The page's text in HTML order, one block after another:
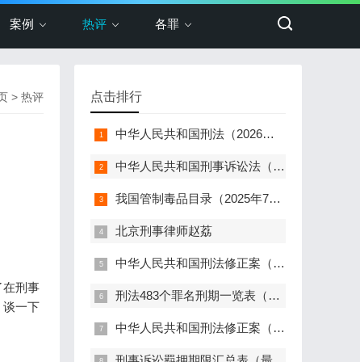
案例 热评 各罪
> 热评
刑事
谈一下
点击排行
中华人民共和国刑法（2026年最新版）
中华人民共和国刑事诉讼法（2024年最新版）
我国管制毒品目录（2025年7月更新，348种+两大类）
北京刑事律师赵荔
中华人民共和国刑法修正案（十二）（2024）
刑法483个罪名刑期一览表（2024最新）
中华人民共和国刑法修正案（十一）（2021）